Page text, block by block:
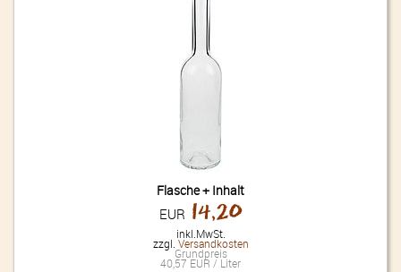
Flasche + Inhalt
EUR 14,20
inkl.MwSt.
zzgl. Versandkosten
Grundpreis
40,57 EUR / Liter